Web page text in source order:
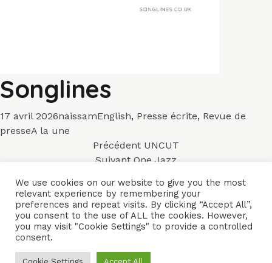
Songlines
Publié
le
17 avril 2026Auteur
naissamCatégories
English, Presse écrite, Revue de
presseMots-
A la une
Navigation
de
l’article
Précédent Article
précédent :
UNCUT
Suivant Article
One Jazz
ACCUEIL ENSEMBLES CONCERTS VIDÉOS
PARCOURS PRESSE TRIBUNE LIBRE CONTACTS
Naïssam Jalal - Flûtiste, Vocaliste, Compositrice
We use cookies on our website to give you the most
relevant experience by remembering your
preferences and repeat visits. By clicking “Accept All”,
you consent to the use of ALL the cookies. However,
you may visit "Cookie Settings" to provide a controlled
consent.